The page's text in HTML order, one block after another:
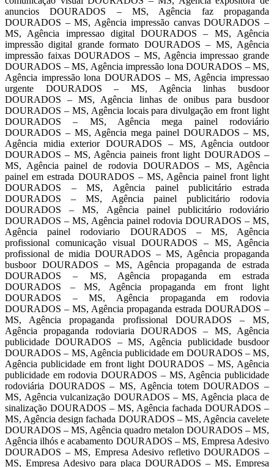
anuncios DOURADOS – MS, Agência faz propaganda
DOURADOS – MS, Agência impressão canvas DOURADOS –
MS, Agência impressao digital DOURADOS – MS, Agência
impressão digital grande formato DOURADOS – MS, Agência
impressão faixas DOURADOS – MS, Agência impressao grande
DOURADOS – MS, Agência impressão lona DOURADOS – MS,
Agência impressão lona DOURADOS – MS, Agência impressao
urgente DOURADOS – MS, Agência linhas busdoor
DOURADOS – MS, Agência linhas de onibus para busdoor
DOURADOS – MS, Agência locais para divulgação em front light
DOURADOS – MS, Agência mega painel rodoviário
DOURADOS – MS, Agência mega painel DOURADOS – MS,
Agência midia exterior DOURADOS – MS, Agência outdoor
DOURADOS – MS, Agência paineis front light DOURADOS –
MS, Agência painel de rodovia DOURADOS – MS, Agência
painel em estrada DOURADOS – MS, Agência painel front light
DOURADOS – MS, Agência painel publicitário estrada
DOURADOS – MS, Agência painel publicitário rodovia
DOURADOS – MS, Agência painel publicitário rodoviário
DOURADOS – MS, Agência painel rodovia DOURADOS – MS,
Agência painel rodoviario DOURADOS – MS, Agência
profissional comunicação visual DOURADOS – MS, Agência
profissional de midia DOURADOS – MS, Agência propaganda
busboor DOURADOS – MS, Agência propaganda de estrada
DOURADOS – MS, Agência propaganda em estrada
DOURADOS – MS, Agência propaganda em front light
DOURADOS – MS, Agência propaganda em rodovia
DOURADOS – MS, Agência propaganda estrada DOURADOS –
MS, Agência propaganda profissional DOURADOS – MS,
Agência propaganda rodoviaria DOURADOS – MS, Agência
publicidade DOURADOS – MS, Agência publicidade busdoor
DOURADOS – MS, Agência publicidade em DOURADOS – MS,
Agência publicidade em front light DOURADOS – MS, Agência
publicidade em rodovia DOURADOS – MS, Agência publicidade
rodoviária DOURADOS – MS, Agência totem DOURADOS –
MS, Agência vulcanização DOURADOS – MS, Agência placa de
sinalização DOURADOS – MS, Agência fachada DOURADOS –
MS, Agência design fachada DOURADOS – MS, Agência cavelete
DOURADOS – MS, Agência quadro metalon DOURADOS – MS,
Agência ilhós e acabamento DOURADOS – MS, Empresa Adesivo
DOURADOS – MS, Empresa Adesivo refletivo DOURADOS –
MS, Empresa Adesivo para placa DOURADOS – MS, Empresa